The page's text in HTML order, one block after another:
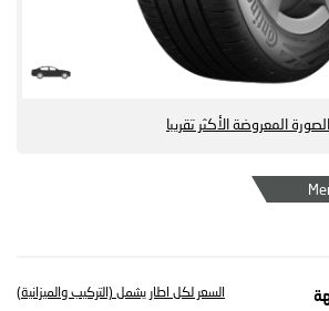
الصورة المعروضة الأكثر تقريبا
السعر لكل اطار يشمل (التركيب والميزانية)